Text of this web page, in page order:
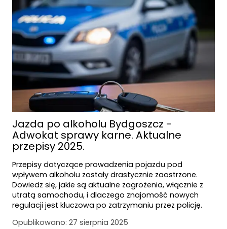
Jazda po alkoholu Bydgoszcz -
Adwokat sprawy karne. Aktualne
przepisy 2025.
Przepisy dotyczące prowadzenia pojazdu pod
wpływem alkoholu zostały drastycznie zaostrzone.
Dowiedz się, jakie są aktualne zagrożenia, włącznie z
utratą samochodu, i dlaczego znajomość nowych
regulacji jest kluczowa po zatrzymaniu przez policję.
Opublikowano: 27 sierpnia 2025